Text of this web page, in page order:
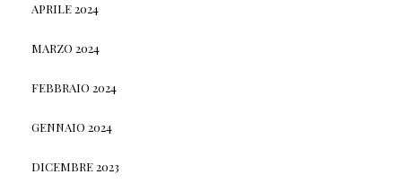
APRILE 2024
MARZO 2024
FEBBRAIO 2024
GENNAIO 2024
DICEMBRE 2023